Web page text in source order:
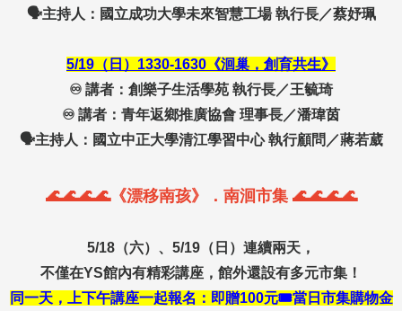
🗣️主持人：國立成功大學未來智慧工場 執行長／蔡妤珮
5/19（日）1330-1630《洄巢，創育共生》
♾️ 講者：創樂子生活學苑 執行長／王毓琦
♾️ 講者：青年返鄉推廣協會 理事長／潘瑋茵
🗣️主持人：國立中正大學清江學習中心 執行顧問／蔣若葳
🌊🌊🌊🌊《漂移南孩》．南洄市集 🌊🌊🌊🌊
5/18（六）、5/19（日）連續兩天，
不僅在YS館內有精彩講座，館外還設有多元市集！
同一天，上下午講座一起報名：即贈100元🎟️當日市集購物金